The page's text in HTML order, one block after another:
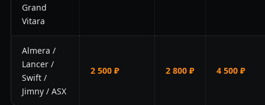
Grand
Vitara
Almera /
Lancer /
Swift /
Jimny / ASX
2 500 ₽ 2 800 ₽ 4 500 ₽